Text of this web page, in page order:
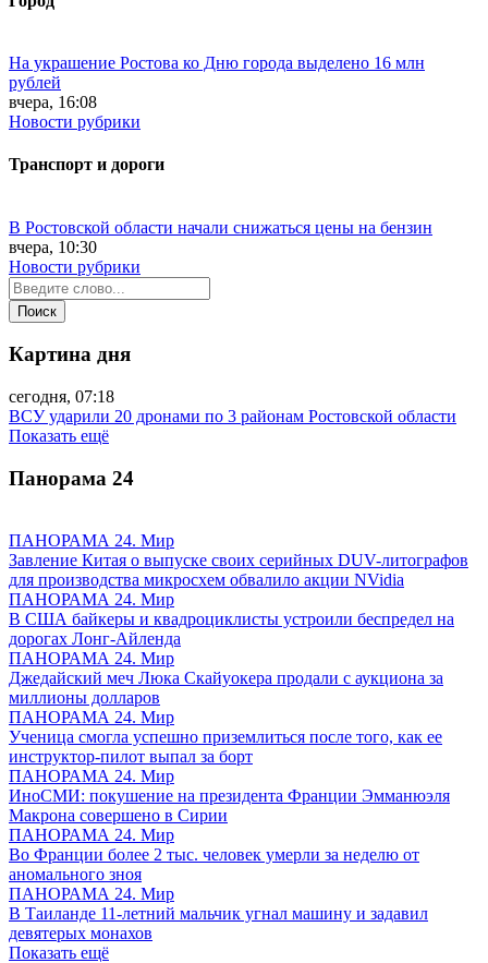
На украшение Ростова ко Дню города выделено 16 млн
рублей
вчера, 16:08
Новости рубрики
Транспорт и дороги
В Ростовской области начали снижаться цены на бензин
вчера, 10:30
Новости рубрики
Картина дня
сегодня, 07:18
ВСУ ударили 20 дронами по 3 районам Ростовской области
Показать ещё
Панорама 24
ПАНОРАМА 24. Мир
Завление Китая о выпуске своих серийных DUV-литографов
для производства микросхем обвалило акции NVidia
ПАНОРАМА 24. Мир
В США байкеры и квадроциклисты устроили беспредел на
дорогах Лонг-Айленда
ПАНОРАМА 24. Мир
Джедайский меч Люка Скайуокера продали с аукциона за
миллионы долларов
ПАНОРАМА 24. Мир
Ученица смогла успешно приземлиться после того, как ее
инструктор-пилот выпал за борт
ПАНОРАМА 24. Мир
ИноСМИ: покушение на президента Франции Эмманюэля
Макрона совершено в Сирии
ПАНОРАМА 24. Мир
Во Франции более 2 тыс. человек умерли за неделю от
аномального зноя
ПАНОРАМА 24. Мир
В Таиланде 11-летний мальчик угнал машину и задавил
девятерых монахов
Показать ещё